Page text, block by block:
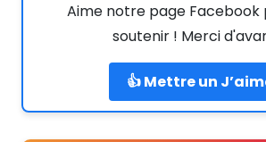
Aime notre page Facebook
soutenir ! Merci
👍 Mettre un